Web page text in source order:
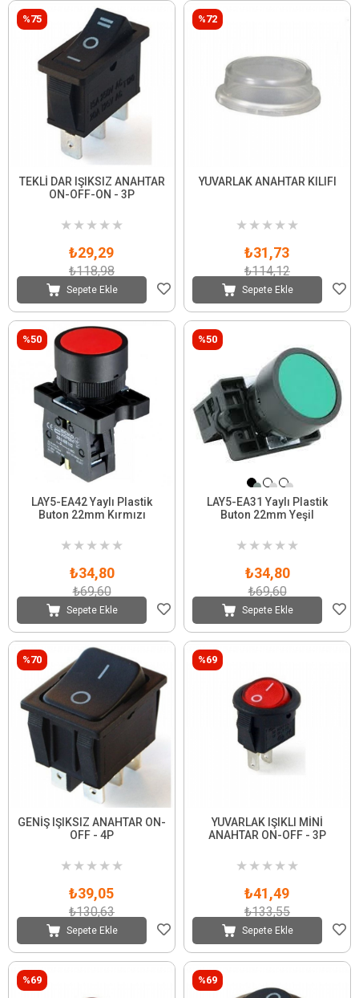
TEKLİ DAR IŞIKSIZ ANAHTAR
ON-OFF-ON - 3P
★ ★ ★ ★ ★
₺29,29
₺118,98
Sepete Ekle
%75
YUVARLAK ANAHTAR KILIFI
★ ★ ★ ★ ★
₺31,73
₺114,12
Sepete Ekle
%72
LAY5-EA42 Yaylı Plastik
Buton 22mm Kırmızı
★ ★ ★ ★ ★
₺34,80
₺69,60
Sepete Ekle
%50
LAY5-EA31 Yaylı Plastik
Buton 22mm Yeşil
★ ★ ★ ★ ★
₺34,80
₺69,60
Sepete Ekle
%50
GENİŞ IŞIKSIZ ANAHTAR ON-
OFF - 4P
★ ★ ★ ★ ★
₺39,05
₺130,63
Sepete Ekle
%70
YUVARLAK IŞIKLI MİNİ
ANAHTAR ON-OFF - 3P
★ ★ ★ ★ ★
₺41,49
₺133,55
Sepete Ekle
%69
%69 %69